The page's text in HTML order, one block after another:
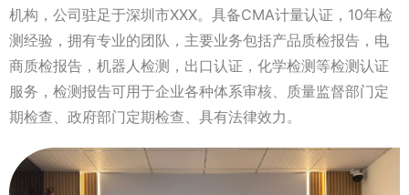
机构，公司驻足于深圳市XXX。具备CMA计量认证，10年检
测经验，拥有专业的团队，主要业务包括产品质检报告，电
商质检报告，机器人检测，出口认证，化学检测等检测认证
服务，检测报告可用于企业各种体系审核、质量监督部门定
期检查、政府部门定期检查、具有法律效力。